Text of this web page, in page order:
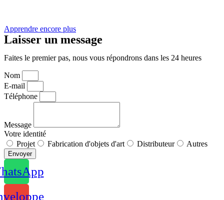
Apprendre encore plus
Laisser un message
Faites le premier pas, nous vous répondrons dans les 24 heures
Nom
E-mail
Téléphone
Message
Votre identité
Projet
Fabrication d'objets d'art Distributeur Autres
Envoyer